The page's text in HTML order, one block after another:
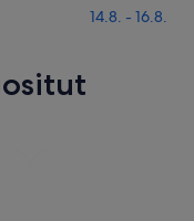
14.8. - 16.8.